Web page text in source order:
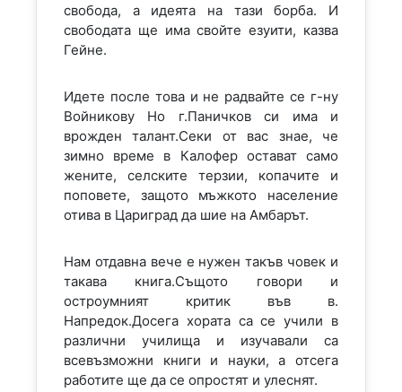
свобода, а идеята на тази борба. И
свободата ще има свойте езуити, казва
Гейне.
Идете после това и не радвайте се г-ну
Войникову Но г.Паничков си има и
врожден талант.Секи от вас знае, че
зимно време в Калофер остават само
жените, селските терзии, копачите и
поповете, защото мъжкото население
отива в Цариград да шие на Амбарът.
Нам отдавна вече е нужен такъв човек и
такава книга.Същото говори и
остроумният критик във в.
Напредок.Досега хората са се учили в
различни училища и изучавали са
всевъзможни книги и науки, а отсега
работите ще да се опростят и улеснят.